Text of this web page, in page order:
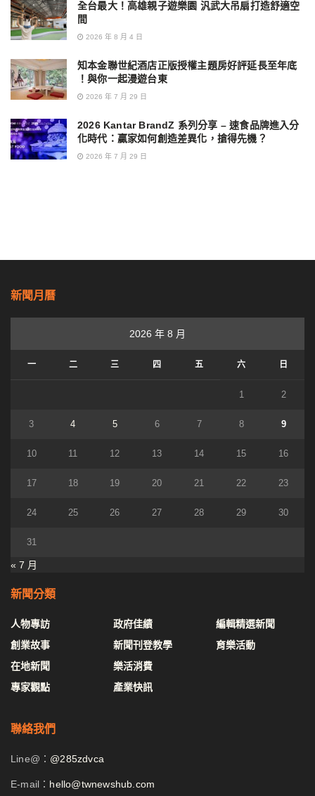
全台最大！高雄親子遊樂園 汎武大吊扇打造舒適空
間
2026 年 8 月 4 日
知本金聯世紀酒店正版授權主題房好評延長至年底
！與你一起漫遊台東
2026 年 7 月 29 日
2026 Kantar BrandZ 系列分享 – 速食品牌進入分
化時代：贏家如何創造差異化，搶得先機？
2026 年 7 月 29 日
新聞月曆
2026 年 8 月
一 二 三 四 五 六 日
1 2
3 4 5 6 7 8 9
10 11 12 13 14 15 16
17 18 19 20 21 22 23
24 25 26 27 28 29 30
31
« 7 月
新聞分類
人物專訪
創業故事
在地新聞
專家觀點
政府佳績
新聞刊登教學
樂活消費
產業快訊
編輯精選新聞
育樂活動
聯絡我們
Line@： @285zdvca
E-mail： hello@twnewshub.com